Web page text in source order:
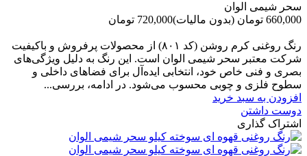
سحر شیمی الوان
660,000 تومان
(بدون مالیات)720,000 تومان
رنگ روغنی کرم روشن (کد ۸۰۱) از محصولات پرفروش و باکیفیت
شرکت‌ معتبر سحر شیمی الوان است. این رنگ به دلیل ویژگی‌های
بصری و فنی خاص خود، انتخابی ایده‌آل برای فضاهای داخلی و
سطوح فلزی و چوبی محسوب می‌شود. در ادامه، بررسی...
افزودن به سبد خرید
دوست داشتن
اشتراک گذاری